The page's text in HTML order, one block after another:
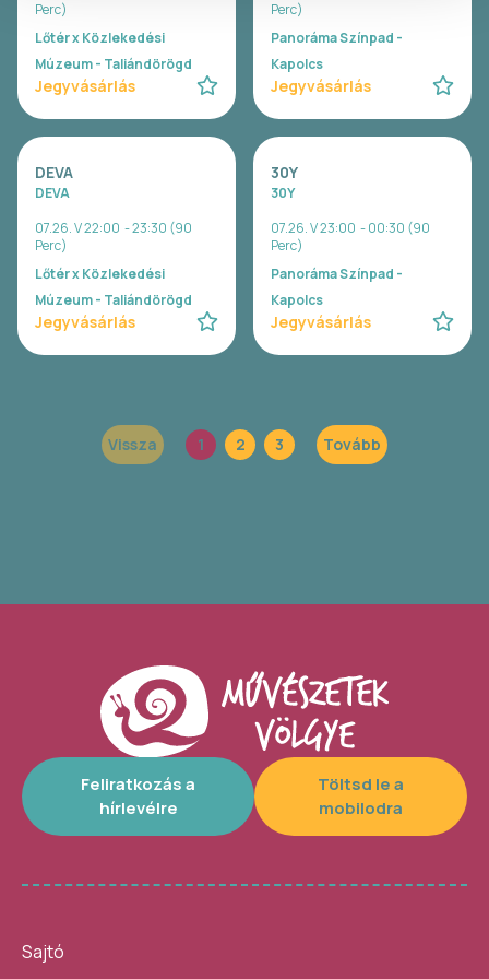
Perc)
Lőtér x Közlekedési
Múzeum - Taliándörögd
Jegyvásárlás
Perc)
Panoráma Színpad -
Kapolcs
Jegyvásárlás
DEVA
DEVA
07.26. V 22:00 - 23:30 (90
Perc)
Lőtér x Közlekedési
Múzeum - Taliándörögd
Jegyvásárlás
30Y
30Y
07.26. V 23:00 - 00:30 (90
Perc)
Panoráma Színpad -
Kapolcs
Jegyvásárlás
Vissza 1 2 3 Tovább
Feliratkozás a
hírlevélre
Töltsd le a
mobilodra
Sajtó